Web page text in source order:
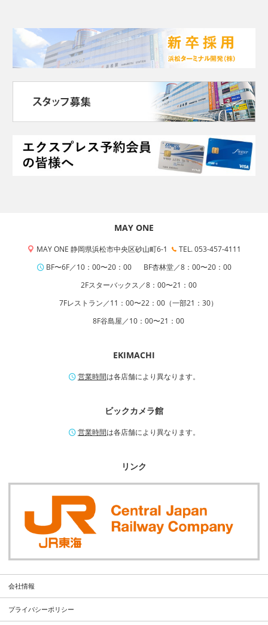
MAY ONE
MAY ONE 静岡県浜松市中央区砂山町6-1
TEL. 053-457-4111
BF〜6F／10：00〜20：00
BF杏林堂／8：00〜20：00
2Fスターバックス／8：00〜21：00
7Fレストラン／11：00〜22：00（一部21：30）
8F谷島屋／10：00〜21：00
EKIMACHI
営業時間は各店舗により異なります。
ビックカメラ館
営業時間は各店舗により異なります。
リンク
会社情報
プライバシーポリシー